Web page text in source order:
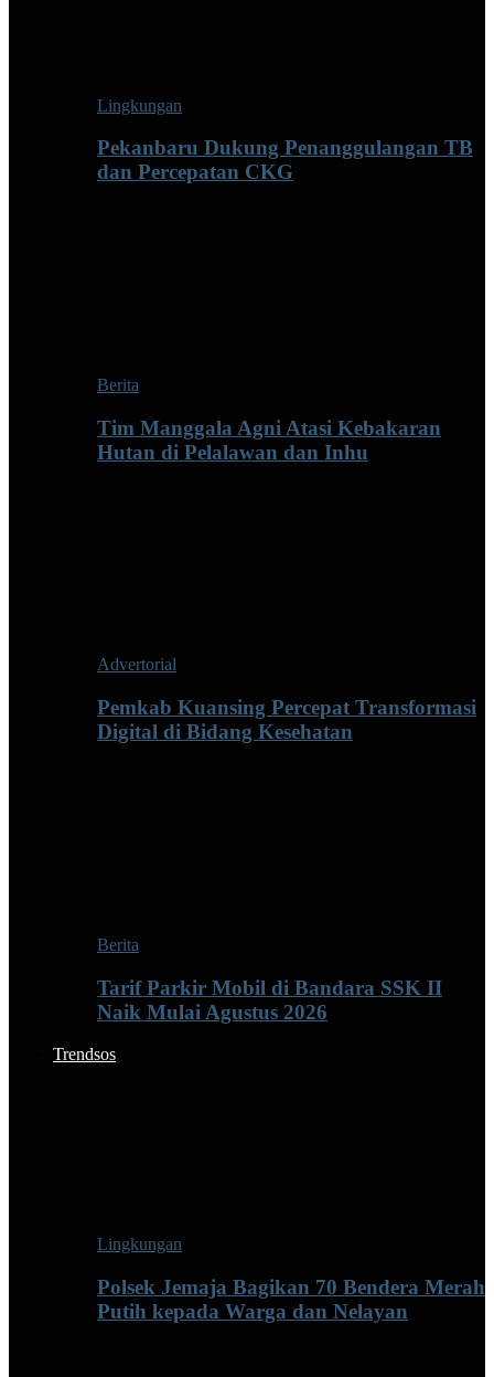
Lingkungan
Pekanbaru Dukung Penanggulangan TB
dan Percepatan CKG
Berita
Tim Manggala Agni Atasi Kebakaran
Hutan di Pelalawan dan Inhu
Advertorial
Pemkab Kuansing Percepat Transformasi
Digital di Bidang Kesehatan
Berita
Tarif Parkir Mobil di Bandara SSK II
Naik Mulai Agustus 2026
Trendsos
Lingkungan
Polsek Jemaja Bagikan 70 Bendera Merah
Putih kepada Warga dan Nelayan